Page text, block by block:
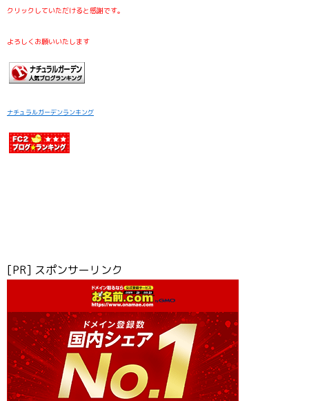
クリックしていただけると感謝です。
よろしくお願いいたします
ナチュラルガーデンランキング
[PR] スポンサーリンク